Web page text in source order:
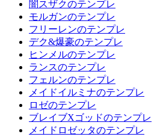
闇スザクのテンプレ
モルガンのテンプレ
フリーレンのテンプレ
デク&爆豪のテンプレ
ヒンメルのテンプレ
ランスのテンプレ
フェルンのテンプレ
メイドイルミナのテンプレ
ロゼのテンプレ
ブレイブXゴッドのテンプレ
メイドロゼッタのテンプレ